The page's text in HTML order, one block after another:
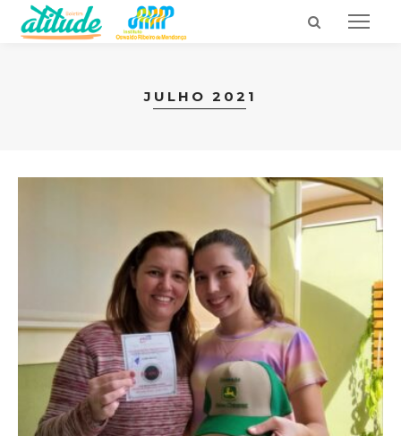
JULHO 2021